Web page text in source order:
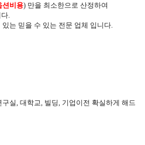
션비용) 만을 최소한으로 산정하여
.
있는 믿을 수 있는 전문 업체 입니다.
실, 대학교, 빌딩, 기업이전 확실하게 해드